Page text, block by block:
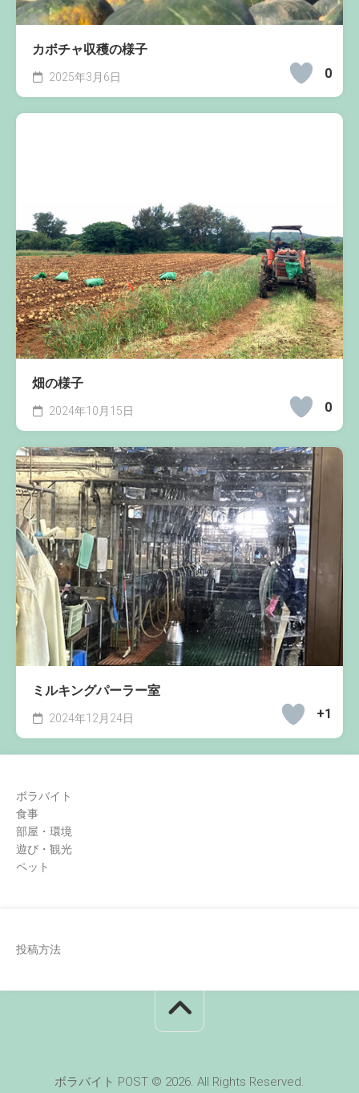
カボチャ収穫の様子
0
2025年3月6日
畑の様子
0
2024年10月15日
ミルキングパーラー室
+1
2024年12月24日
ボラバイト
食事
部屋・環境
遊び・観光
ペット
投稿方法
ボラバイト POST © 2026. All Rights Reserved.